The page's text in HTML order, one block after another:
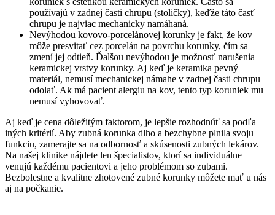
používajú v zadnej časti chrupu (stoličky), keďže táto časť
chrupu je najviac mechanicky namáhaná.
Nevýhodou kovovo-porcelánovej korunky je fakt, že kov
môže presvitať cez porcelán na povrchu korunky, čím sa
zmení jej odtieň. Ďalšou nevýhodou je možnosť narušenia
keramickej vrstvy korunky. Aj keď je keramika pevný
materiál, nemusí mechanickej námahe v zadnej časti chrupu
odolať. Ak má pacient alergiu na kov, tento typ koruniek mu
nemusí vyhovovať.
Aj keď je cena dôležitým faktorom, je lepšie rozhodnúť sa podľa
iných kritérií. Aby zubná korunka dlho a bezchybne plnila svoju
funkciu, zamerajte sa na odbornosť a skúsenosti zubných lekárov.
Na našej klinike nájdete len špecialistov, ktorí sa individuálne
venujú každému pacientovi a jeho problémom so zubami.
Bezbolestne a kvalitne zhotovené zubné korunky môžete mať u nás
aj na počkanie.